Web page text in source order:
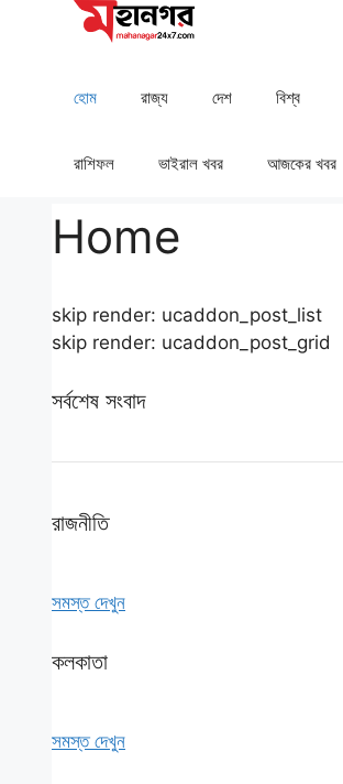
হোম রাজ্য দেশ ⁠বিশ্ব
রাশিফল ⁠⁠ভাইরাল খবর আজকের খবর
Home
skip render: ucaddon_post_list
skip render: ucaddon_post_grid
সর্বশেষ সংবাদ
রাজনীতি
সমস্ত দেখুন
কলকাতা
সমস্ত দেখুন